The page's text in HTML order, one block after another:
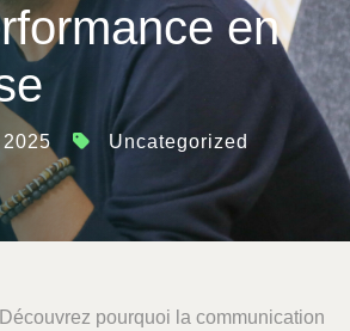
en
Uncategorized
pourquoi la communication